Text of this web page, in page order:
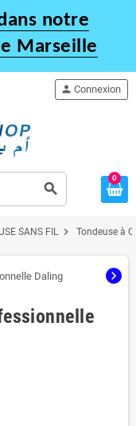
notre
Marseille
search
person Connexion
0
SANS FIL chevron_right Tondeuse à
chevron_right